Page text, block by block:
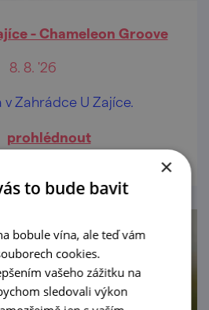
- Chameleon Groove
8. 8. '26
v Zahrádce U Zajíce.
prohlédnout
×
to bude bavit
bobule vína, ale teď vám
cookies.
vašeho zážitku na
sledovali výkon